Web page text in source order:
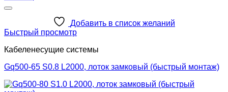
Добавить в список желаний
Быстрый просмотр
Кабеленесущие системы
Gq500-65 S0.8 L2000, лоток замковый (быстрый монтаж)